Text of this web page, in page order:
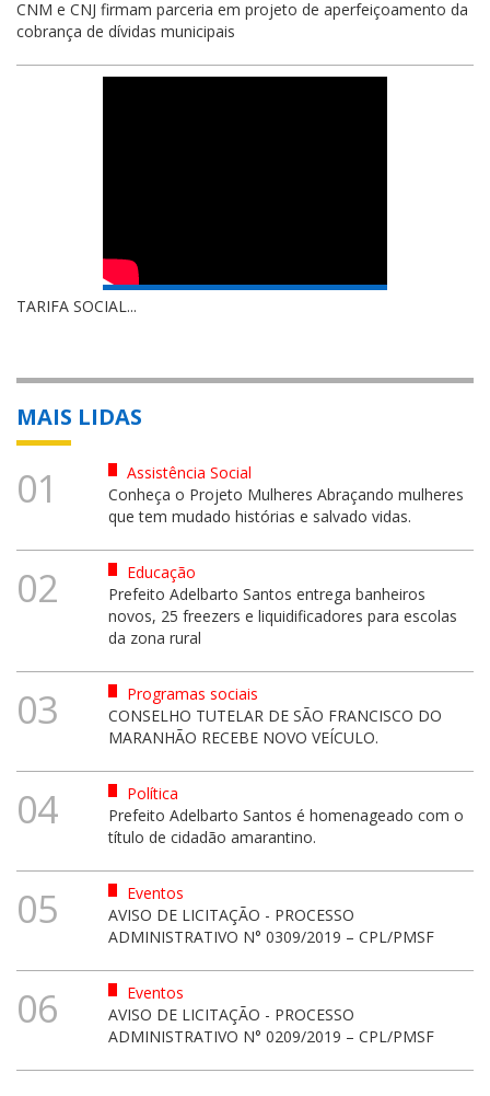
CNM e CNJ firmam parceria em projeto de aperfeiçoamento da
cobrança de dívidas municipais
TARIFA SOCIAL...
MAIS LIDAS
01
Assistência Social
Conheça o Projeto Mulheres Abraçando mulheres
que tem mudado histórias e salvado vidas.
02
Educação
Prefeito Adelbarto Santos entrega banheiros
novos, 25 freezers e liquidificadores para escolas
da zona rural
03
Programas sociais
CONSELHO TUTELAR DE SÃO FRANCISCO DO
MARANHÃO RECEBE NOVO VEÍCULO.
04
Política
Prefeito Adelbarto Santos é homenageado com o
título de cidadão amarantino.
05
Eventos
AVISO DE LICITAÇÃO - PROCESSO
ADMINISTRATIVO N° 0309/2019 – CPL/PMSF
06
Eventos
AVISO DE LICITAÇÃO - PROCESSO
ADMINISTRATIVO N° 0209/2019 – CPL/PMSF